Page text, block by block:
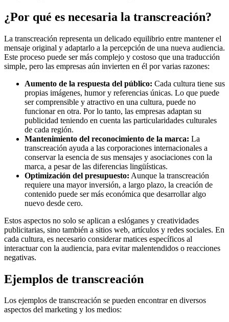
¿Por qué es necesaria la transcreación?
La transcreación representa un delicado equilibrio entre mantener el
mensaje original y adaptarlo a la percepción de una nueva audiencia.
Este proceso puede ser más complejo y costoso que una traducción
simple, pero las empresas aún invierten en él por varias razones:
Aumento de la respuesta del público: Cada cultura tiene sus
propias imágenes, humor y referencias únicas. Lo que puede
ser comprensible y atractivo en una cultura, puede no
funcionar en otra. Por lo tanto, las empresas adaptan su
publicidad teniendo en cuenta las particularidades culturales
de cada región.
Mantenimiento del reconocimiento de la marca: La
transcreación ayuda a las corporaciones internacionales a
conservar la esencia de sus mensajes y asociaciones con la
marca, a pesar de las diferencias lingüísticas.
Optimización del presupuesto: Aunque la transcreación
requiere una mayor inversión, a largo plazo, la creación de
contenido puede ser más económica que desarrollar algo
nuevo desde cero.
Estos aspectos no solo se aplican a eslóganes y creatividades
publicitarias, sino también a sitios web, artículos y redes sociales. En
cada cultura, es necesario considerar matices específicos al
interactuar con la audiencia, para evitar malentendidos o reacciones
negativas.
Ejemplos de transcreación
Los ejemplos de transcreación se pueden encontrar en diversos
aspectos del marketing y los medios: